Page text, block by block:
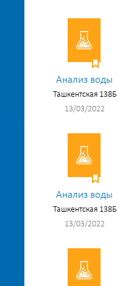
Анализ воды
Ташкентская 138Б
13/03/2022
Анализ воды
Ташкентская 138Б
13/03/2022